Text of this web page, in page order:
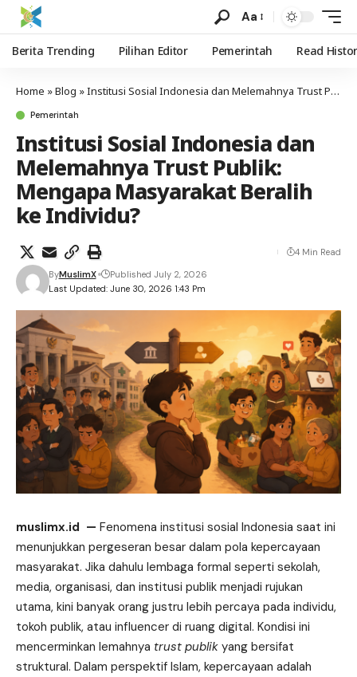
Aa
Berita Trending Pilihan Editor Pemerintah Read
Home »Blog »Institusi Sosial Indonesia dan Melemahnya Trust Publik: Mengapa Masyarakat Beralih ke Individu?
Pemerintah
Institusi Sosial Indonesia dan
Melemahnya Trust Publik:
Mengapa Masyarakat Beralih
ke Individu?
Last Updated: June 30, 2026 1:43 Pm
ByMuslimX Published July 2, 2026
4 Min Read
muslimx.id — Fenomena institusi sosial Indonesia saat ini
menunjukkan pergeseran besar dalam pola kepercayaan
masyarakat. Jika dahulu lembaga formal seperti sekolah,
media, organisasi, dan institusi publik menjadi rujukan
utama, kini banyak orang justru lebih percaya pada individu,
tokoh publik, atau influencer di ruang digital. Kondisi ini
mencerminkan lemahnya trust publik yang bersifat
struktural. Dalam perspektif Islam, kepercayaan adalah